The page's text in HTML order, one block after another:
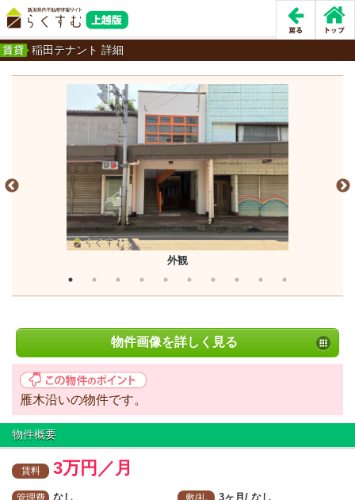
稲田テナント 詳細
外観
物件画像を詳しく見る
雁木沿いの物件です。
物件概要
賃料 3万円／月
管理費 なし 敷/礼 3ヶ月/ なし